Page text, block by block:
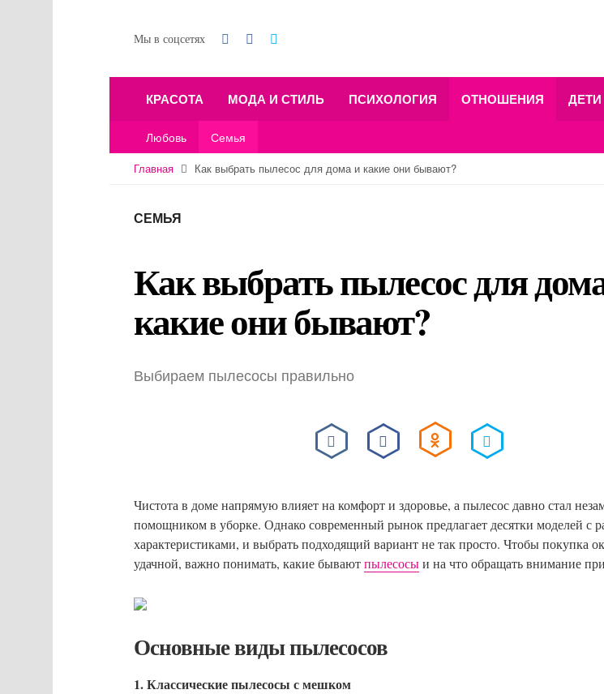
Мы в соцсетях
КРАСОТА МОДА И СТИЛЬ ПСИХОЛОГИЯ ОТНОШЕНИЯ ДЕТИ
Любовь Семья
Главная Как выбрать пылесос для дома и какие они бывают?
СЕМЬЯ
Как выбрать пылесос для
какие они бывают?
Выбираем пылесосы правильно
Чистота в доме напрямую влияет на комфорт и здоровье, а пылесос давно стал
помощником в уборке. Однако современный рынок предлагает десятки моделей с
характеристиками, и выбрать подходящий вариант не так просто. Чтобы покупка
удачной, важно понимать, какие бываютпылесосыи на что обращать внимание
Основные виды пылесосов
1. Классические пылесосы с мешком